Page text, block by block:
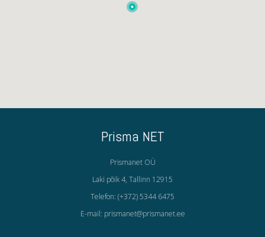
Prisma NET
Prismanet OÜ
Laki põik 4, Tallinn 12915
Telefon: (+372) 5344 6475
E-mail: prismanet@prismanet.ee